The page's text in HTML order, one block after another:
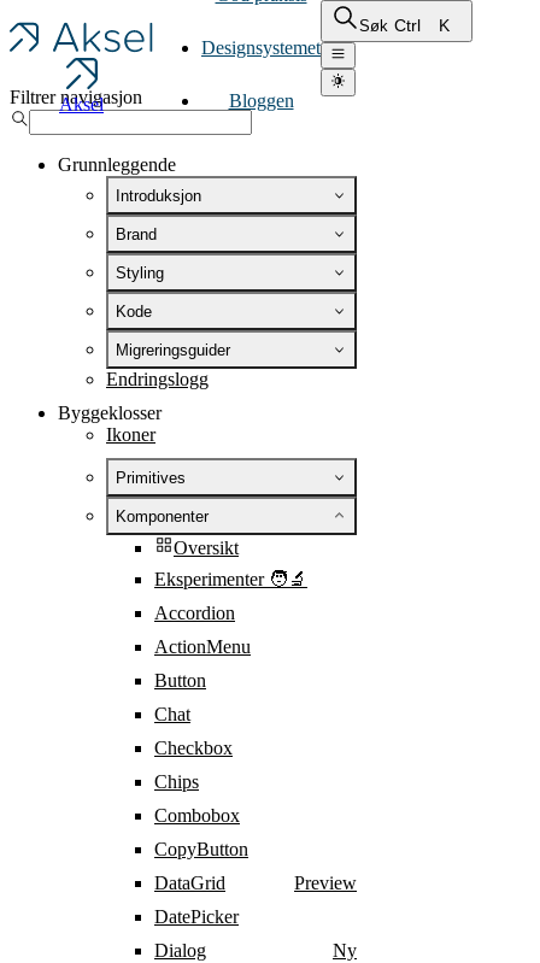
Aksel
Designsystemet
Bloggen
Søk Ctrl K
Filtrer navigasjon
Grunnleggende
Introduksjon
Brand
Styling
Kode
Migreringsguider
Endringslogg
Byggeklosser
Ikoner
Primitives
Komponenter
Oversikt
Eksperimenter 🧑‍🔬
Accordion
ActionMenu
Button
Chat
Checkbox
Chips
Combobox
CopyButton
DataGrid
Preview
DatePicker
Dialog
Ny